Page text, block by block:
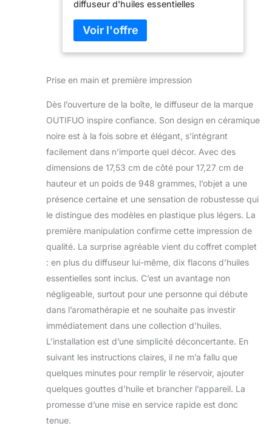
d'aromathérapie, arrêt
automatique pour 15 réglages
de lumière ambiante
diffuseur d'huiles essentielles
capacité de 550 ml et utilise une
technologie de diffusion d'ondes de
pointe pour atomiser, il comprend
automatique pratique pour les faibles
de l'heure] : diffuseur d'huile intégré 4
modes de réglage de l'heure : continu,
1 heure, 4 heures, 8 heures. Et il y a 2
options de brume au choix, brume
forte et standard. Le diffuseur
essentiel comprend 15 modes de
lumière ambiante, il suffit de
sélectionner ce que vous voulez et de
distributeur d'huiles essentielles : ce
grand diffuseur d'huiles essentielles
offre 10 parfums aromatiques
différents. En raison de sa
grand diffuseur d'huiles essentielles,
diffuseur domestique, diffuseur de
pièce. Le cadeau parfait : le diffuseur
d'huiles essentielles d'aromathérapie
dispose d'un grain de bois super
moderne, comme une pièce
décorative. Anniversaires, Noël,
vacances, fête des pères, fête des
mères, Saint-Valentin, etc. C'est le
cadeau parfait pour les amis, la famille
et les collègues de travail Super
Prise en main et première impression
Dès l’ouverture de la boîte, le diffuseur de la marque
OUTIFUO inspire confiance. Son design en céramique
noire est à la fois sobre et élégant, s’intégrant
facilement dans n’importe quel décor. Avec des
dimensions de 17,53 cm de côté pour 17,27 cm de
hauteur et un poids de 948 grammes, l’objet a une
présence certaine et une sensation de robustesse qui
le distingue des modèles en plastique plus légers. La
première manipulation confirme cette impression de
qualité. La surprise agréable vient du coffret complet
: en plus du diffuseur lui-même, dix flacons d’huiles
essentielles sont inclus. C’est un avantage non
négligeable, surtout pour une personne qui débute
dans l’aromathérapie et ne souhaite pas investir
immédiatement dans une collection d’huiles.
L’installation est d’une simplicité déconcertante. En
suivant les instructions claires, il ne m’a fallu que
quelques minutes pour remplir le réservoir, ajouter
quelques gouttes d’huile et brancher l’appareil. La
promesse d’une mise en service rapide est donc
tenue.